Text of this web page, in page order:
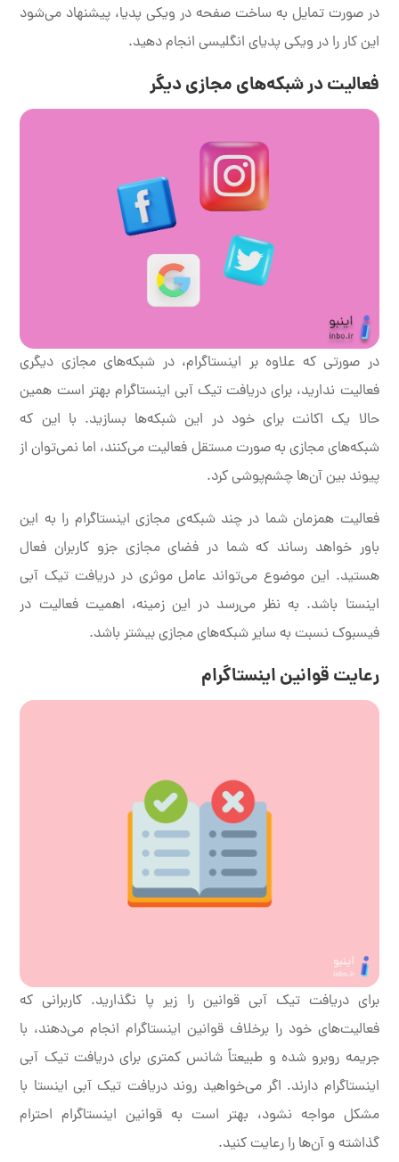
در صورت تمایل به ساخت صفحه در ویکی پدیا، پیشنهاد می‌شود
این کار را در ویکی پدیای انگلیسی انجام دهید.
فعالیت در شبکه‌های مجازی دیگر
در صورتی که علاوه بر اینستاگرام، در شبکه‌های مجازی دیگری
فعالیت ندارید، برای دریافت تیک آبی اینستاگرام بهتر است همین
حالا یک اکانت برای خود در این شبکه‌ها بسازید. با این که
شبکه‌های مجازی به صورت مستقل فعالیت می‌کنند، اما نمی‌توان از
پیوند بین آن‌ها چشم‌پوشی کرد.
فعالیت همزمان شما در چند شبکه‌ی مجازی اینستاگرام را به این
باور خواهد رساند که شما در فضای مجازی جزو کاربران فعال
هستید. این موضوع می‌تواند عامل موثری در دریافت تیک آبی
اینستا باشد. به نظر می‌رسد در این زمینه، اهمیت فعالیت در
فیسبوک نسبت به سایر شبکه‌های مجازی بیشتر باشد.
رعایت قوانین اینستاگرام
برای دریافت تیک آبی قوانین را زیر پا نگذارید. کاربرانی که
فعالیت‌های خود را برخلاف قوانین اینستاگرام انجام می‌دهند، با
جریمه روبرو شده و طبیعتاً شانس کمتری برای دریافت تیک آبی
اینستاگرام دارند. اگر می‌خواهید روند دریافت تیک آبی اینستا با
مشکل مواجه نشود، بهتر است به قوانین اینستاگرام احترام
گذاشته و آن‌ها را رعایت کنید.